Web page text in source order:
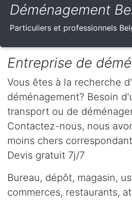
Déménagement
Particuliers et professionnels
Entreprise de
Vous êtes à la recherche
déménagement? Besoin
transport ou de
Contactez-nous, nous
moins chers
Devis gratuit 7j/7
Bureau, dépôt, magasin,
commerces, restaurants,